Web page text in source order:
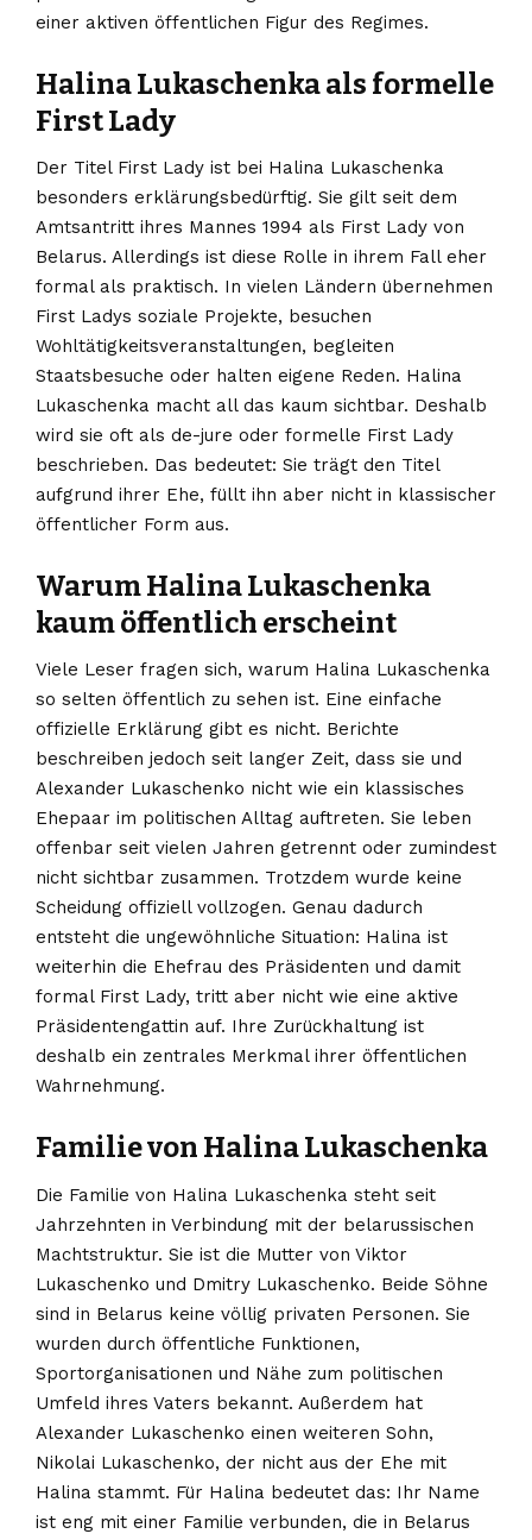
einer aktiven öffentlichen Figur des Regimes.
Halina Lukaschenka als formelle
First Lady
Der Titel First Lady ist bei Halina Lukaschenka
besonders erklärungsbedürftig. Sie gilt seit dem
Amtsantritt ihres Mannes 1994 als First Lady von
Belarus. Allerdings ist diese Rolle in ihrem Fall eher
formal als praktisch. In vielen Ländern übernehmen
First Ladys soziale Projekte, besuchen
Wohltätigkeitsveranstaltungen, begleiten
Staatsbesuche oder halten eigene Reden. Halina
Lukaschenka macht all das kaum sichtbar. Deshalb
wird sie oft als de-jure oder formelle First Lady
beschrieben. Das bedeutet: Sie trägt den Titel
aufgrund ihrer Ehe, füllt ihn aber nicht in klassischer
öffentlicher Form aus.
Warum Halina Lukaschenka
kaum öffentlich erscheint
Viele Leser fragen sich, warum Halina Lukaschenka
so selten öffentlich zu sehen ist. Eine einfache
offizielle Erklärung gibt es nicht. Berichte
beschreiben jedoch seit langer Zeit, dass sie und
Alexander Lukaschenko nicht wie ein klassisches
Ehepaar im politischen Alltag auftreten. Sie leben
offenbar seit vielen Jahren getrennt oder zumindest
nicht sichtbar zusammen. Trotzdem wurde keine
Scheidung offiziell vollzogen. Genau dadurch
entsteht die ungewöhnliche Situation: Halina ist
weiterhin die Ehefrau des Präsidenten und damit
formal First Lady, tritt aber nicht wie eine aktive
Präsidentengattin auf. Ihre Zurückhaltung ist
deshalb ein zentrales Merkmal ihrer öffentlichen
Wahrnehmung.
Familie von Halina Lukaschenka
Die Familie von Halina Lukaschenka steht seit
Jahrzehnten in Verbindung mit der belarussischen
Machtstruktur. Sie ist die Mutter von Viktor
Lukaschenko und Dmitry Lukaschenko. Beide Söhne
sind in Belarus keine völlig privaten Personen. Sie
wurden durch öffentliche Funktionen,
Sportorganisationen und Nähe zum politischen
Umfeld ihres Vaters bekannt. Außerdem hat
Alexander Lukaschenko einen weiteren Sohn,
Nikolai Lukaschenko, der nicht aus der Ehe mit
Halina stammt. Für Halina bedeutet das: Ihr Name
ist eng mit einer Familie verbunden, die in Belarus